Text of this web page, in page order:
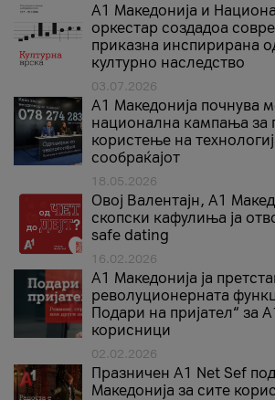
А1 Македонија и
оркестар создадоа
приказна инспирирана
културно наследство
03.07.2026
A1 Македонија почнува
национална кампања за
користење на
сообраќајот
18.05.2026
Овој Валентајн, A1
скопски кафулиња ја
safe dating
16.02.2026
А1 Македонија ја
револуционерната
Подари на пријател“ за
корисници
02.02.2026
Празничен A1 Net Sеf
Македонија за сите